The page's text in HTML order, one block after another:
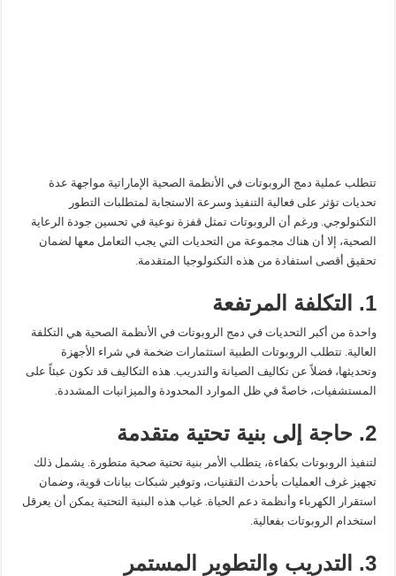
تتطلب عملية دمج الروبوتات في الأنظمة الصحية الإماراتية مواجهة عدة
تحديات تؤثر على فعالية التنفيذ وسرعة الاستجابة لمتطلبات التطور
التكنولوجي. ورغم أن الروبوتات تمثل قفزة نوعية في تحسين جودة الرعاية
الصحية، إلا أن هناك مجموعة من التحديات التي يجب التعامل معها لضمان
تحقيق أقصى استفادة من هذه التكنولوجيا المتقدمة.
1. التكلفة المرتفعة
واحدة من أكبر التحديات في دمج الروبوتات في الأنظمة الصحية هي التكلفة
العالية. تتطلب الروبوتات الطبية استثمارات ضخمة في شراء الأجهزة
وتحديثها، فضلاً عن تكاليف الصيانة والتدريب. هذه التكاليف قد تكون عبئاً على
المستشفيات، خاصةً في ظل الموارد المحدودة والميزانيات المشددة.
2. حاجة إلى بنية تحتية متقدمة
لتنفيذ الروبوتات بكفاءة، يتطلب الأمر بنية تحتية صحية متطورة. يشمل ذلك
تجهيز غرف العمليات بأحدث التقنيات، وتوفير شبكات بيانات قوية، وضمان
استقرار الكهرباء وأنظمة دعم الحياة. غياب هذه البنية التحتية يمكن أن يعرقل
استخدام الروبوتات بفعالية.
3. التدريب والتطوير المستمر